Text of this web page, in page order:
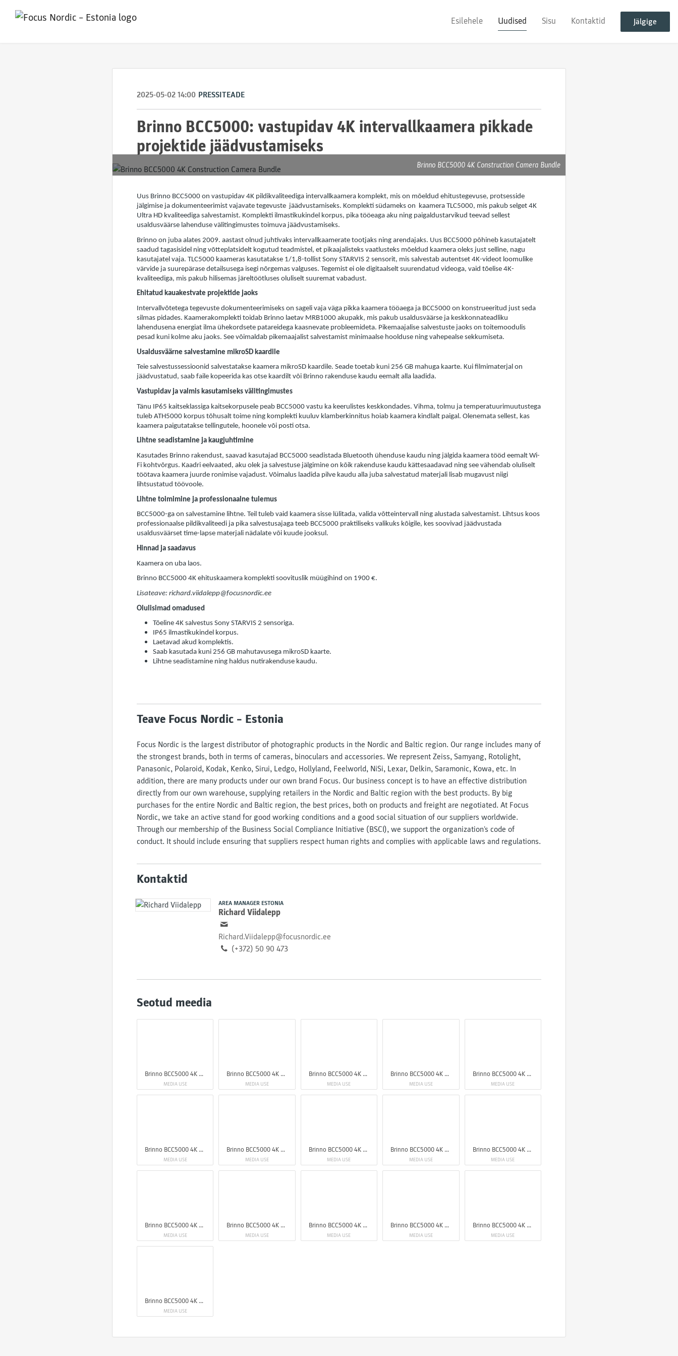
Esilehele Uudised Sisu Kontaktid Jälgige
2025-05-02 14:00 PRESSITEADE
Brinno BCC5000: vastupidav 4K intervallkaamera pikkade
projektide jäädvustamiseks
Brinno BCC5000 4K Construction Camera Bundle
Uus Brinno BCC5000 on vastupidav 4K pildikvaliteediga intervallkaamera komplekt, mis on mõeldud ehitustegevuse, protsesside
jälgimise ja dokumenteerimist vajavate tegevuste jäädvustamiseks. Komplekti südameks on kaamera TLC5000, mis pakub selget 4K
Ultra HD kvaliteediga salvestamist. Komplekti ilmastikukindel korpus, pika tööeaga aku ning paigaldustarvikud teevad sellest
usaldusväärse lahenduse välitingimustes toimuva jäädvustamiseks.
Brinno on juba alates 2009. aastast olnud juhtivaks intervallkaamerate tootjaks ning arendajaks. Uus BCC5000 põhineb kasutajatelt
saadud tagasisidel ning võtteplatsidelt kogutud teadmistel, et pikaajalisteks vaatlusteks mõeldud kaamera oleks just selline, nagu
kasutajatel vaja. TLC5000 kaameras kasutatakse 1/1,8-tollist Sony STARVIS 2 sensorit, mis salvestab autentset 4K-videot loomulike
värvide ja suurepärase detailsusega isegi nõrgemas valguses. Tegemist ei ole digitaalselt suurendatud videoga, vaid tõelise 4K-
kvaliteediga, mis pakub hilisemas järeltöötluses oluliselt suuremat vabadust.
Ehitatud kauakestvate projektide jaoks
Intervallvõtetega tegevuste dokumenteerimiseks on sageli vaja väga pikka kaamera tööaega ja BCC5000 on konstrueeritud just seda
silmas pidades. Kaamerakomplekti toidab Brinno laetav MRB1000 akupakk, mis pakub usaldusväärse ja keskkonnateadliku
lahendusena energiat ilma ühekordsete patareidega kaasnevate probleemideta. Pikemaajalise salvestuste jaoks on toitemoodulis
pesad kuni kolme aku jaoks. See võimaldab pikemaajalist salvestamist minimaalse hoolduse ning vahepealse sekkumiseta.
Usaldusväärne salvestamine mikroSD kaardile
Teie salvestussessioonid salvestatakse kaamera mikroSD kaardile. Seade toetab kuni 256 GB mahuga kaarte. Kui filmimaterjal on
jäädvustatud, saab faile kopeerida kas otse kaardilt või Brinno rakenduse kaudu eemalt alla laadida.
Vastupidav ja valmis kasutamiseks välitingimustes
Tänu IP65 kaitseklassiga kaitsekorpusele peab BCC5000 vastu ka keerulistes keskkondades. Vihma, tolmu ja temperatuurimuutustega
tuleb ATH5000 korpus tõhusalt toime ning komplekti kuuluv klamberkinnitus hoiab kaamera kindlalt paigal. Olenemata sellest, kas
kaamera paigutatakse tellingutele, hoonele või posti otsa.
Lihtne seadistamine ja kaugjuhtimine
Kasutades Brinno rakendust, saavad kasutajad BCC5000 seadistada Bluetooth ühenduse kaudu ning jälgida kaamera tööd eemalt Wi-
Fi kohtvõrgus. Kaadri eelvaated, aku olek ja salvestuse jälgimine on kõik rakenduse kaudu kättesaadavad ning see vähendab oluliselt
töötava kaamera juurde ronimise vajadust. Võimalus laadida pilve kaudu alla juba salvestatud materjali lisab mugavust niigi
lihtsustatud töövoole.
Lihtne toimimine ja professionaalne tulemus
BCC5000-ga on salvestamine lihtne. Teil tuleb vaid kaamera sisse lülitada, valida võtteintervall ning alustada salvestamist. Lihtsus koos
professionaalse pildikvaliteedi ja pika salvestusajaga teeb BCC5000 praktiliseks valikuks kõigile, kes soovivad jäädvustada
usaldusväärset time-lapse materjali nädalate või kuude jooksul.
Hinnad ja saadavus
Kaamera on uba laos.
Brinno BCC5000 4K ehituskaamera komplekti soovituslik müügihind on 1900 €.
Lisateave: richard.viidalepp@focusnordic.ee
Olulisimad omadused
Tõeline 4K salvestus Sony STARVIS 2 sensoriga.
IP65 ilmastikukindel korpus.
Laetavad akud komplektis.
Saab kasutada kuni 256 GB mahutavusega mikroSD kaarte.
Lihtne seadistamine ning haldus nutirakenduse kaudu.
Teave Focus Nordic – Estonia
Focus Nordic is the largest distributor of photographic products in the Nordic and Baltic region. Our range includes many of
the strongest brands, both in terms of cameras, binoculars and accessories. We represent Zeiss, Samyang, Rotolight,
Panasonic, Polaroid, Kodak, Kenko, Sirui, Ledgo, Hollyland, Feelworld, NiSi, Lexar, Delkin, Saramonic, Kowa, etc. In
addition, there are many products under our own brand Focus. Our business concept is to have an effective distribution
directly from our own warehouse, supplying retailers in the Nordic and Baltic region with the best products. By big
purchases for the entire Nordic and Baltic region, the best prices, both on products and freight are negotiated. At Focus
Nordic, we take an active stand for good working conditions and a good social situation of our suppliers worldwide.
Through our membership of the Business Social Compliance Initiative (BSCI), we support the organization's code of
conduct. It should include ensuring that suppliers respect human rights and complies with applicable laws and regulations.
Kontaktid
AREA MANAGER ESTONIA
Richard Viidalepp
Richard.Viidalepp@focusnordic.ee
(+372) 50 90 473
Seotud meedia
Brinno BCC5000 4K Construction Camera Bundle
MEDIA USE
Brinno BCC5000 4K Construction Camera Bundle
MEDIA USE
Brinno BCC5000 4K Construction Camera Bundle
MEDIA USE
Brinno BCC5000 4K Construction Camera Bundle
MEDIA USE
Brinno BCC5000 4K Construction Camera Bundle
MEDIA USE
Brinno BCC5000 4K Construction Camera Bundle
MEDIA USE
Brinno BCC5000 4K Construction Camera Bundle
MEDIA USE
Brinno BCC5000 4K Construction Camera Bundle
MEDIA USE
Brinno BCC5000 4K Construction Camera Bundle
MEDIA USE
Brinno BCC5000 4K Construction Camera Bundle
MEDIA USE
Brinno BCC5000 4K Construction Camera Bundle
MEDIA USE
Brinno BCC5000 4K Construction Camera Bundle
MEDIA USE
Brinno BCC5000 4K Construction Camera Bundle
MEDIA USE
Brinno BCC5000 4K Construction Camera Bundle
MEDIA USE
Brinno BCC5000 4K Construction Camera Bundle
MEDIA USE
Brinno BCC5000 4K Construction Camera Bundle
MEDIA USE